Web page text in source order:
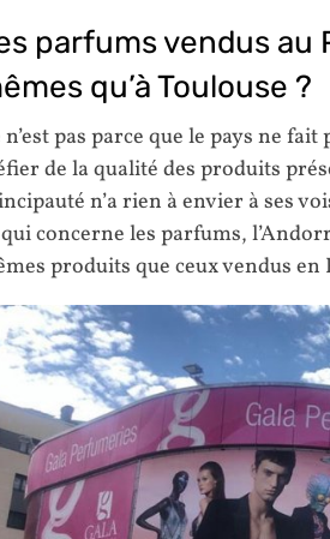
parfums vendus au
qu’à Toulouse ?
n’est pas parce que le pays ne
de la qualité des produits
n’a rien à envier à ses
concerne les parfums,
produits que ceux vendus en